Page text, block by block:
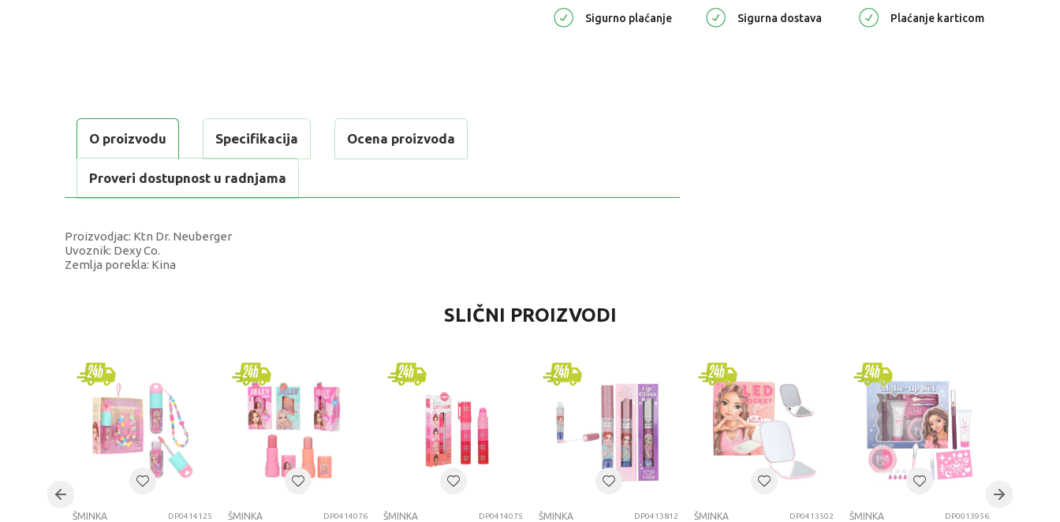
Sigurno plaćanje Sigurna dostava Plaćanje karticom
O proizvodu Specifikacija Ocena proizvoda
Proveri dostupnost u radnjama
Proizvodjac: Ktn Dr. Neuberger
Uvoznik: Dexy Co.
Zemlja porekla: Kina
Brend KTN šminka i nakit
Pol devojčice
Uzrast 4-6 godina
SMINKA
SLIČNI PROIZVODI
ŠMINKA DP0414125 ŠMINKA DP0414076 ŠMINKA DP0414075 ŠMINKA DP0413812 ŠMINKA DP0413502 ŠMINKA DP0013956